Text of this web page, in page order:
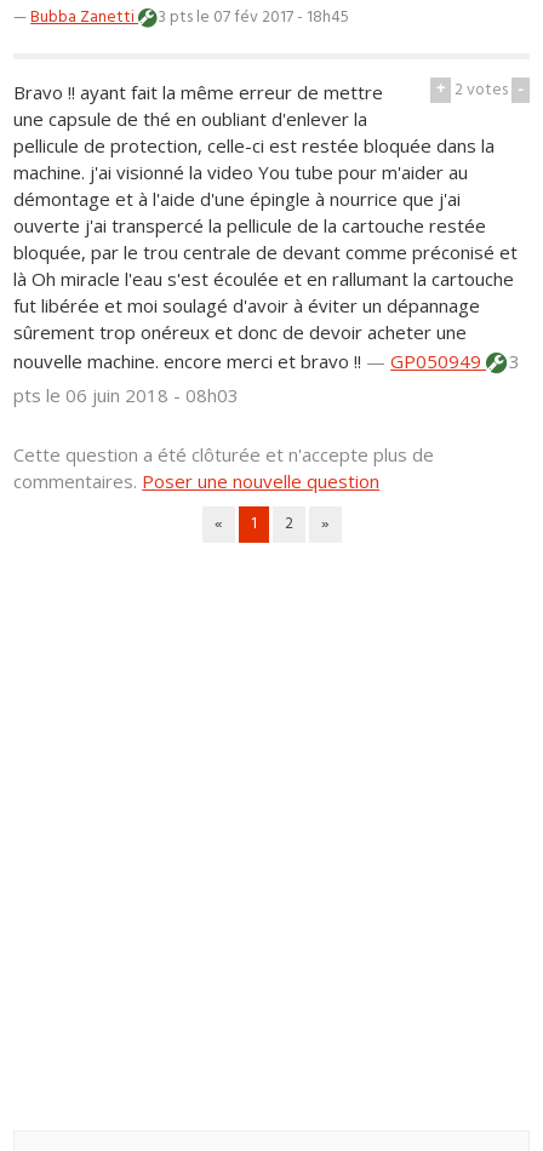
—Bubba Zanetti 3 ptsle 07 fév 2017 - 18h45
+ 2votes -
Bravo !! ayant fait la même erreur de mettre
une capsule de thé en oubliant d'enlever la
pellicule de protection, celle-ci est restée bloquée dans la
machine. j'ai visionné la video You tube pour m'aider au
démontage et à l'aide d'une épingle à nourrice que j'ai
ouverte j'ai transpercé la pellicule de la cartouche restée
bloquée, par le trou centrale de devant comme préconisé et
là Oh miracle l'eau s'est écoulée et en rallumant la cartouche
fut libérée et moi soulagé d'avoir à éviter un dépannage
sûrement trop onéreux et donc de devoir acheter une
nouvelle machine. encore merci et bravo !! —GP050949
3
ptsle 06 juin 2018 - 08h03
Cette question a été clôturée et n'accepte plus de
commentaires. Poser une nouvelle question
« 1 2 »